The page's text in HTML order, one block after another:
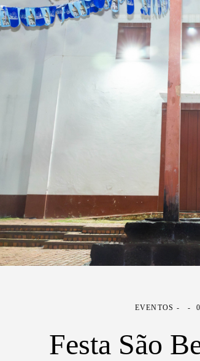
EVENTOS
Festa São